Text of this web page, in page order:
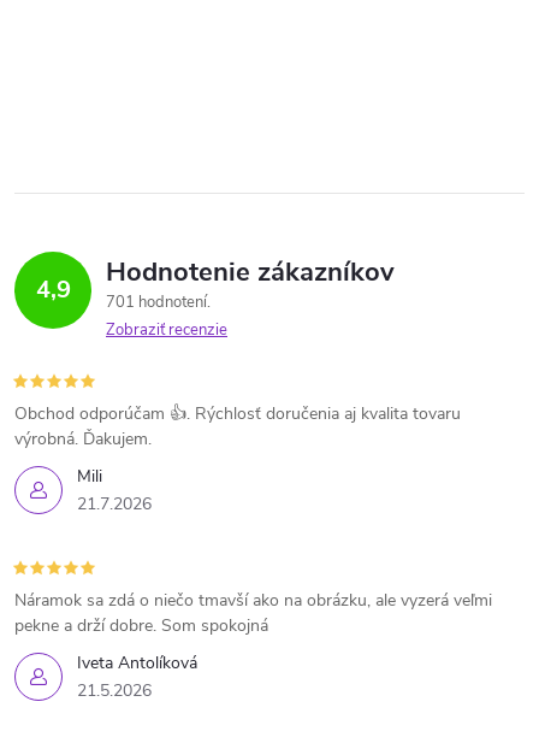
4,9 Hodnotenie zákazníkov
701 hodnotení
Zobraziť recenzie
Mili
21.7.2026
Obchod odporúčam 👍. Rýchlosť doručenia aj kvalita tovaru
výrobná. Ďakujem.
Iveta Antolíková
21.5.2026
Náramok sa zdá o niečo tmavší ako na obrázku, ale vyzerá veľmi
pekne a drží dobre. Som spokojná